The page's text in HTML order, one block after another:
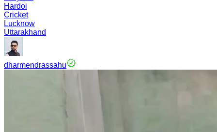
Hardoi
Cricket
Lucknow
Uttarakhand
dharmendrassahu